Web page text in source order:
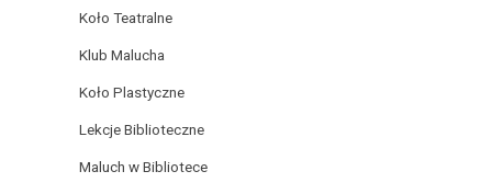
Koło Teatralne
Klub Malucha
Koło Plastyczne
Lekcje Biblioteczne
Maluch w Bibliotece